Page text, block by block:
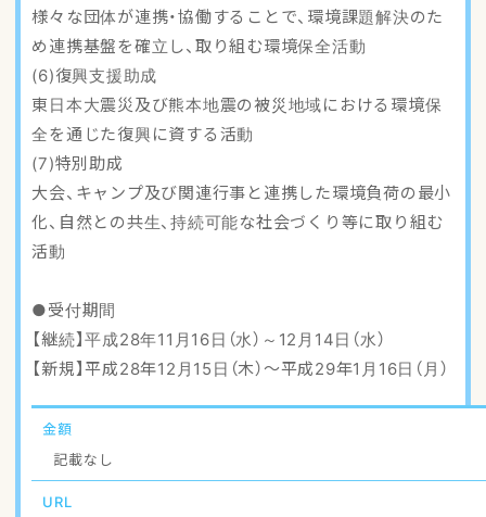
様々な団体が連携・協働することで、環境課題解決のた
め連携基盤を確立し、取り組む環境保全活動
(6)復興支援助成
東日本大震災及び熊本地震の被災地域における環境保
全を通じた復興に資する活動
(7)特別助成
大会、キャンプ及び関連行事と連携した環境負荷の最小
化、自然との共生、持続可能な社会づくり等に取り組む
活動
●受付期間
【継続】平成28年11月16日（水）～12月14日（水）
【新規】平成28年12月15日（木）～平成29年1月16日（月）
金額
記載なし
URL